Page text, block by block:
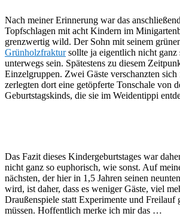
Nach meiner Erinnerung war das
Topfschlagen mit acht Kindern im
grenzwertig wild. Der Sohn mit seinem
Grünholzfraktursollte ja eigentlich nicht ganz
unterwegs sein. Spätestens zu diesem
Einzelgruppen. Zwei Gäste verschanzten sich
zerlegten dort eine getöpferte Tonschale von
Geburtstagskinds, die sie im Weidentippi
Das Fazit dieses Kindergeburtstages war
nicht ganz so euphorisch, wie sonst. Auf
nächsten, der hier in 1,5 Jahren seinen
wird, ist daher, dass es weniger Gäste, viel
Draußenspiele statt Experimente und Freilauf
müssen. Hoffentlich merke ich mir das …